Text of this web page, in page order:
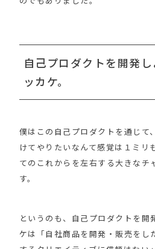
自己プロダクトを開発
ッカケ。
僕はこの自己プロダクトを通じて
けてやりたいなんて感覚は１ミリ
てのこれからを左右する大きなチ
す。
というのも、自己プロダクトを開
ケは「自社商品を開発・販売をし